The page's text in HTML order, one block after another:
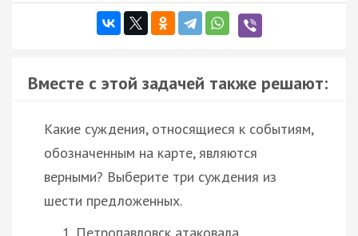
Вместе с этой задачей также решают:
Какие суждения, относящиеся к событиям,
обозначенным на карте, являются
верными? Выберите три суждения из
шести предложенных.
Петропавловск атаковала